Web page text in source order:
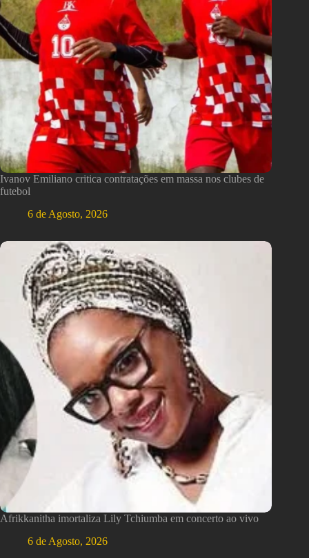
Ivanov Emiliano critica contratações em massa nos clubes de
futebol
6 de Agosto, 2026
Afrikkanitha imortaliza Lily Tchiumba em concerto ao vivo
6 de Agosto, 2026